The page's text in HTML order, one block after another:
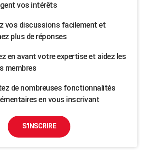
vos intérêts
vos discussions facilement et
plus de réponses
en avant votre expertise et aidez les
membres
de nombreuses fonctionnalités
en vous inscrivant
S'INSCRIRE